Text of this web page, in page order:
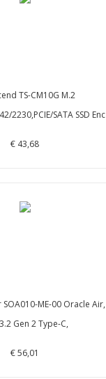
TS-CM10G M.2
2230,PCIE/SATA SSD Enc
€ 43,68
ME-00 Oracle Air,
Gen 2 Type-C,
€ 56,01